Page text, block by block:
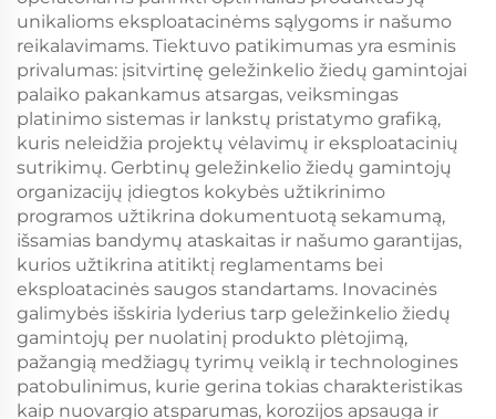
unikalioms eksploatacinėms sąlygoms ir našumo
reikalavimams. Tiektuvo patikimumas yra esminis
privalumas: įsitvirtinę geležinkelio žiedų gamintojai
palaiko pakankamus atsargas, veiksmingas
platinimo sistemas ir lankstų pristatymo grafiką,
kuris neleidžia projektų vėlavimų ir eksploatacinių
sutrikimų. Gerbtinų geležinkelio žiedų gamintojų
organizacijų įdiegtos kokybės užtikrinimo
programos užtikrina dokumentuotą sekamumą,
išsamias bandymų ataskaitas ir našumo garantijas,
kurios užtikrina atitiktį reglamentams bei
eksploatacinės saugos standartams. Inovacinės
galimybės išskiria lyderius tarp geležinkelio žiedų
gamintojų per nuolatinį produkto plėtojimą,
pažangią medžiagų tyrimų veiklą ir technologines
patobulinimus, kurie gerina tokias charakteristikas
kaip nuovargio atsparumas, korozijos apsauga ir